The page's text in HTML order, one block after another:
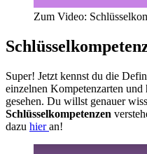
Zum Video:
Super! Jetzt kennst du die
einzelnen Kompetenzarten
gesehen. Du willst genauer
Schlüsselkompetenzen
dazu hieran!